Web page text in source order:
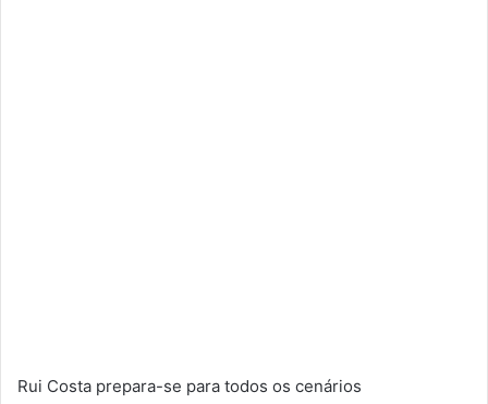
Rui Costa prepara-se para todos os cenários